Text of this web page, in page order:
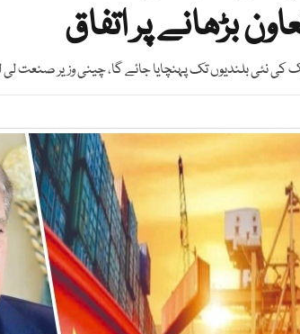
بڑھانے پر اتفاق
کی نئی بلندیوں تک پہنچایا جائے گا، چینی وزیر صنعت